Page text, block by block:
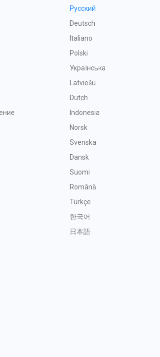
Русский
Deutsch
Italiano
Polski
Українська
Latviešu
Dutch
Indonesia
Norsk
Svenska
Dansk
Suomi
Română
Türkçe
한국어
日本語